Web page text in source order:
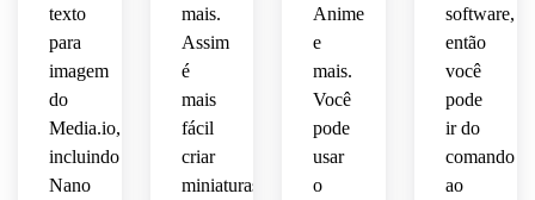
e
distorção
precisa
que
lembra
mantém
em
cyberpunk
camadas
distorção
e
texto
para
imagem
do
Media.io,
incluindo
Nano
mais.
Assim
é
mais
fácil
criar
miniaturas,
Anime
e
mais.
Você
pode
usar
o
software,
então
você
pode
ir do
comando
ao